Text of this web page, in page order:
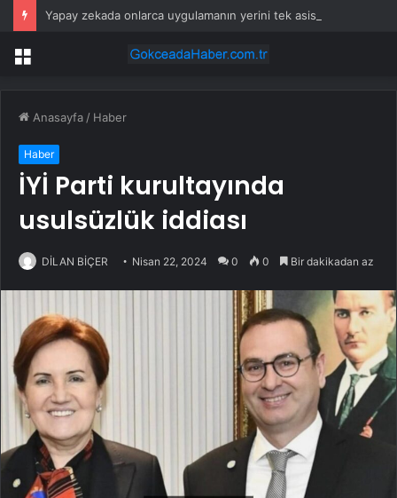
Menü
Anasayfa / Haber
Haber
İYİ Parti kurultayında
usulsüzlük iddiası
DİLAN BİÇER Nisan 22, 2024 0 0 Bir dakikadan az